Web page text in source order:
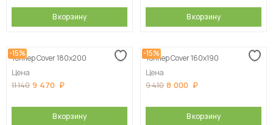
В корзину В корзину
-15%
Топпер Cover 180х200
Цена
11 140 9 470
В корзину
-15%
Топпер Cover 160х190
Цена
9 410 8 000
В корзину